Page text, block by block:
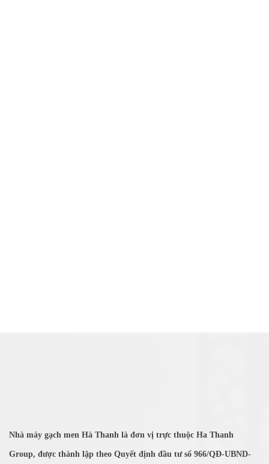
Nhà máy gạch men Hà Thanh là đơn vị trực thuộc Ha Thanh
Group, được thành lập theo Quyết định đầu tư số 966/QĐ-UBND-